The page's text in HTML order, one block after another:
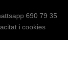
690 79 35
i cookies